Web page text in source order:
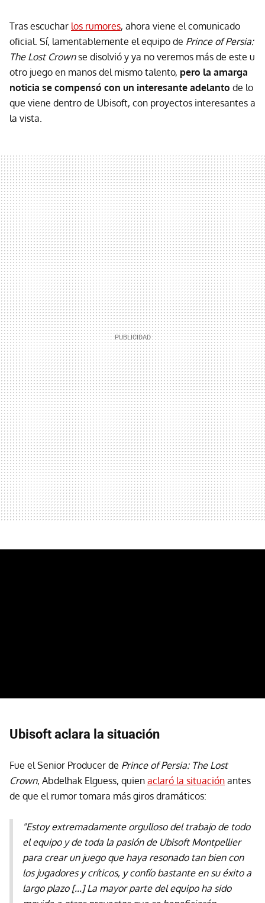
Tras escuchar los rumores, ahora viene el comunicado
oficial. Sí, lamentablemente el equipo de Prince of Persia:
The Lost Crownse disolvió y ya no veremos más de este u
otro juego en manos del mismo talento, pero la amarga
noticia se compensó con un interesante adelanto de lo
que viene dentro de Ubisoft, con proyectos interesantes a
la vista.
Ubisoft aclara la situación
Fue el Senior Producer de Prince of Persia: The Lost
Crown, Abdelhak Elguess, quien aclaró la situación antes
de que el rumor tomara más giros dramáticos:
"Estoy extremadamente orgulloso del trabajo de todo
el equipo y de toda la pasión de Ubisoft Montpellier
para crear un juego que haya resonado tan bien con
los jugadores y críticos, y confío bastante en su éxito a
largo plazo [...] La mayor parte del equipo ha sido